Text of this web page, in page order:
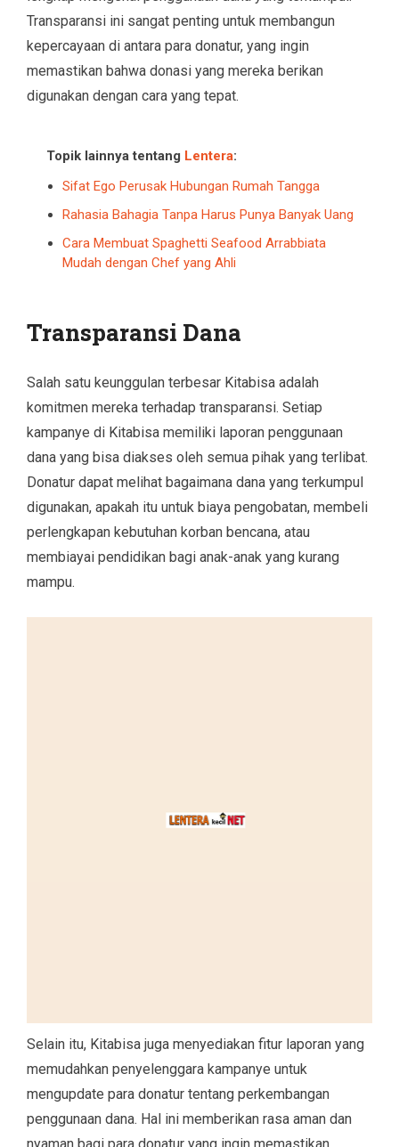
Transparansi ini sangat penting untuk membangun
kepercayaan di antara para donatur, yang ingin
memastikan bahwa donasi yang mereka berikan
digunakan dengan cara yang tepat.
Topik lainnya tentang Lentera:
Sifat Ego Perusak Hubungan Rumah Tangga
Rahasia Bahagia Tanpa Harus Punya Banyak Uang
Cara Membuat Spaghetti Seafood Arrabbiata
Mudah dengan Chef yang Ahli
Transparansi Dana
Salah satu keunggulan terbesar Kitabisa adalah
komitmen mereka terhadap transparansi. Setiap
kampanye di Kitabisa memiliki laporan penggunaan
dana yang bisa diakses oleh semua pihak yang terlibat.
Donatur dapat melihat bagaimana dana yang terkumpul
digunakan, apakah itu untuk biaya pengobatan, membeli
perlengkapan kebutuhan korban bencana, atau
membiayai pendidikan bagi anak-anak yang kurang
mampu.
Selain itu, Kitabisa juga menyediakan fitur laporan yang
memudahkan penyelenggara kampanye untuk
mengupdate para donatur tentang perkembangan
penggunaan dana. Hal ini memberikan rasa aman dan